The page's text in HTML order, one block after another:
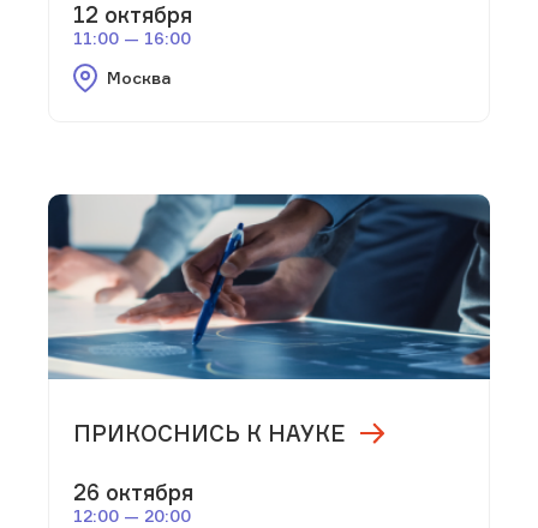
12 октября
11:00 — 16:00
Москва
ПРИКОСНИСЬ К НАУКЕ
26 октября
12:00 — 20:00